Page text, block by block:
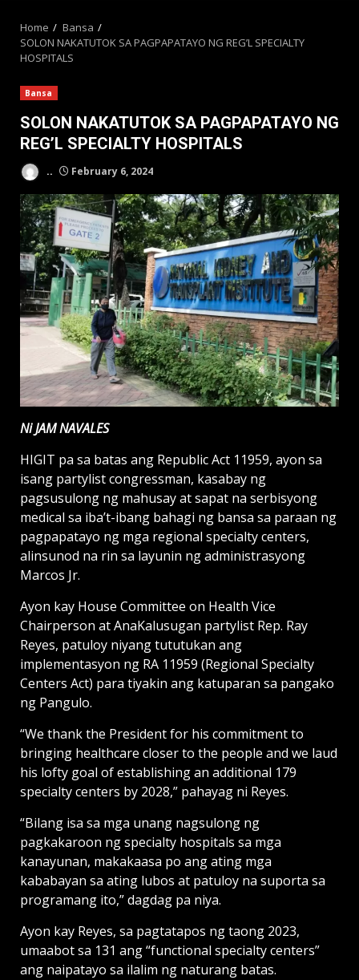
Home
Bansa
SOLON NAKATUTOK SA PAGPAPATAYO NG REG’L SPECIALTY
HOSPITALS
Bansa
SOLON NAKATUTOK SA PAGPAPATAYO NG
REG’L SPECIALTY HOSPITALS
.. February 6, 2024
Ni JAM NAVALES
HIGIT pa sa batas ang Republic Act 11959, ayon sa
isang partylist congressman, kasabay ng
pagsusulong ng mahusay at sapat na serbisyong
medical sa iba’t-ibang bahagi ng bansa sa paraan ng
pagpapatayo ng mga regional specialty centers,
alinsunod na rin sa layunin ng administrasyong
Marcos Jr.
Ayon kay House Committee on Health Vice
Chairperson at AnaKalusugan partylist Rep. Ray
Reyes, patuloy niyang tututukan ang
implementasyon ng RA 11959 (Regional Specialty
Centers Act) para tiyakin ang katuparan sa pangako
ng Pangulo.
“We thank the President for his commitment to
bringing healthcare closer to the people and we laud
his lofty goal of establishing an additional 179
specialty centers by 2028,” pahayag ni Reyes.
“Bilang isa sa mga unang nagsulong ng
pagkakaroon ng specialty hospitals sa mga
kanayunan, makakaasa po ang ating mga
kababayan sa ating lubos at patuloy na suporta sa
programang ito,” dagdag pa niya.
Ayon kay Reyes, sa pagtatapos ng taong 2023,
umaabot sa 131 ang “functional specialty centers”
ang naipatayo sa ilalim ng naturang batas.